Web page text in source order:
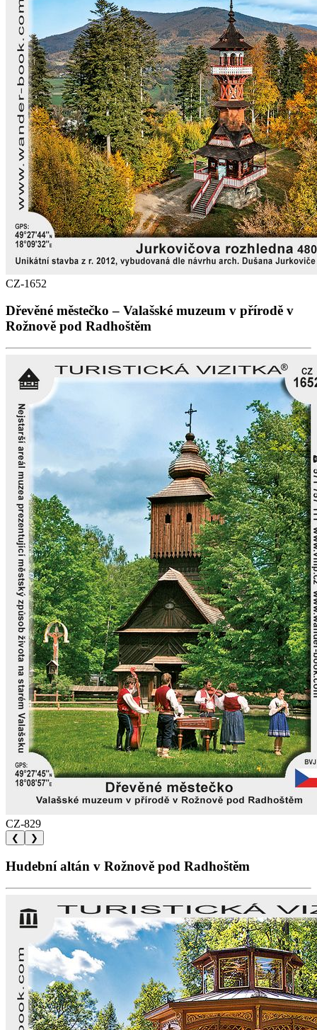
CZ-1652
Dřevěné městečko – Valašské muzeum v přírodě v
Rožnově pod Radhoštěm
CZ-829
❮ ❯
Hudební altán v Rožnově pod Radhoštěm